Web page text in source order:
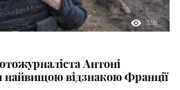
156
Антоні
найвищою відзнакою Франції